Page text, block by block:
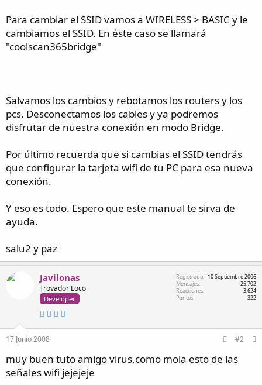
Para cambiar el SSID vamos a WIRELESS > BASIC y le
cambiamos el SSID. En éste caso se llamará
"coolscan365bridge"
Salvamos los cambios y rebotamos los routers y los
pcs. Desconectamos los cables y ya podremos
disfrutar de nuestra conexión en modo Bridge.
Por último recuerda que si cambias el SSID tendrás
que configurar la tarjeta wifi de tu PC para esa nueva
conexión.
Y eso es todo. Espero que este manual te sirva de
ayuda.
salu2 y paz
Javilonas
Trovador Loco
Developer
Registrado
10 Septiembre 2006
Mensajes
25.702
Reacciones
3.624
Puntos
322
17 Junio 2008 #2
muy buen tuto amigo virus,como mola esto de las
señales wifi jejejeje